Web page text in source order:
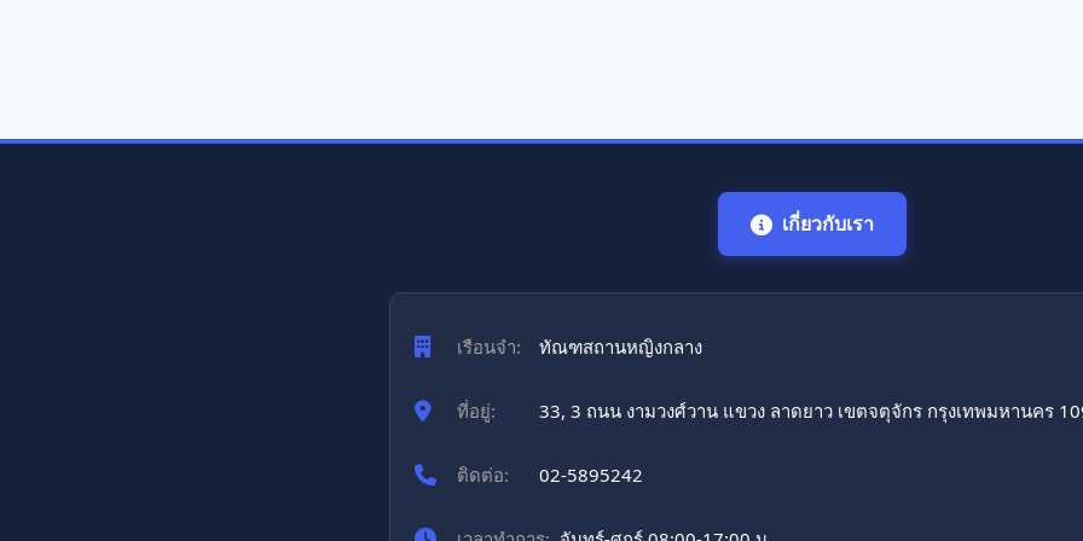
เกี่ยวกับเรา
เรือนจำ: ทัณฑสถานหญิงกลาง
ที่อยู่: 33, 3 ถนน งามวงศ์วาน แขวง ลาดยาว เขตจตุจักร กรุงเทพมหานคร
ติดต่อ: 02-5895242